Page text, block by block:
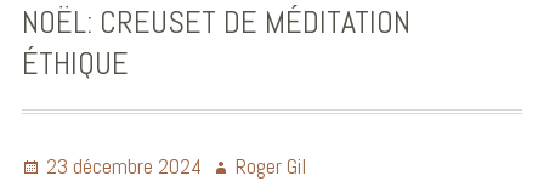
NOËL: CREUSET DE MÉDITATION
ÉTHIQUE
23 décembre 2024 Roger Gil